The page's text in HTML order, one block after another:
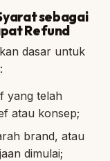
sebagai
Refund
dasar untuk
yang telah
atau konsep;
brand, atau
dimulai;